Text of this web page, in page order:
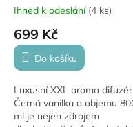
Ihned k odeslání (4 ks)
699 Kč
Do košíku
Luxusní XXL aroma difuzér
Černá vanilka o objemu
ml je nejen zdrojem